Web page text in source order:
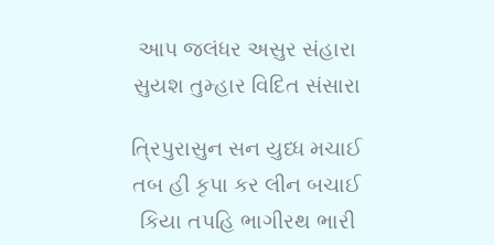
આપ જલંધર અસુર સંહારા
સુયશ તુમ્હાર વિદિત સંસારા
ત્રિપુરાસુન સન યુધ્ધ મચાઈ
તબ હી કૃપા કર લીન બચાઈ
કિયા તપહિ ભાગીરથ ભારી